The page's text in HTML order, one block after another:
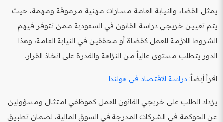
يمثل القضاء والنيابة العامة مسارات مهنية مرموقة ومهمة، حيث
يتم تعيين خريجي دراسة القانون في السعودية ممن تتوفر فيهم
الشروط اللازمة للعمل كقضاة أو محققين في النيابة العامة، وهذا
الدور يتطلب مستوى عالياً من النزاهة والقدرة على اتخاذ القرار.
اقرأ أيضاً: دراسة الاقتصاد في هولندا
يزداد الطلب على خريجي القانون للعمل كموظفي امتثال ومسؤولين
عن الحوكمة في الشركات المدرجة في السوق المالية، لضمان تطبيق